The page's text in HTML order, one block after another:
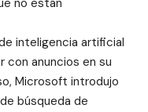
no están
inteligencia artificial
con anuncios en su
Microsoft introdujo
búsqueda de